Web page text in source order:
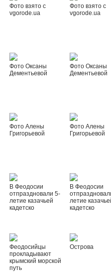
Фото взято с
vgorode.ua
Фото взято с
vgorode.ua
Фото Оксаны
Дементьевой
Фото Оксаны
Дементьевой
Фото Алены
Григорьевой
Фото Алены
Григорьевой
В Феодосии
отпраздновали 5-
летие казачьей
кадетско
В Феодосии
летие
кадетско
Феодосийцы
прокладывают
крымский морской
путь
Острова